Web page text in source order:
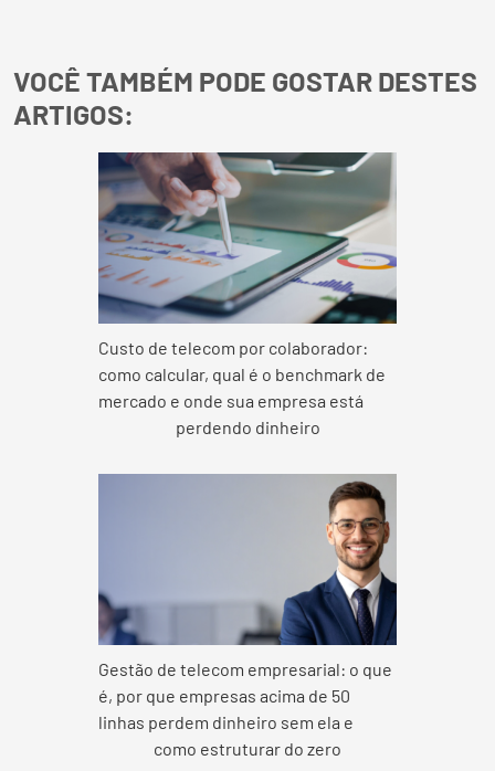
VOCÊ TAMBÉM PODE GOSTAR DESTES
ARTIGOS:
Custo de telecom por colaborador:
como calcular, qual é o benchmark de
mercado e onde sua empresa está
perdendo dinheiro
Gestão de telecom empresarial: o que
é, por que empresas acima de 50
linhas perdem dinheiro sem ela e
como estruturar do zero